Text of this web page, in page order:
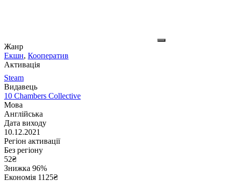
Жанр
Екшн, Кооператив
Активація
Steam
Видавець
10 Chambers Collective
Мова
Англійська
Дата виходу
10.12.2021
Регіон активації
Без регіону
52₴
Знижка 96%
Економія 1125₴